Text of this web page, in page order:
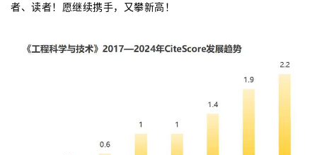
者、读者！愿继续携手，又攀新高！